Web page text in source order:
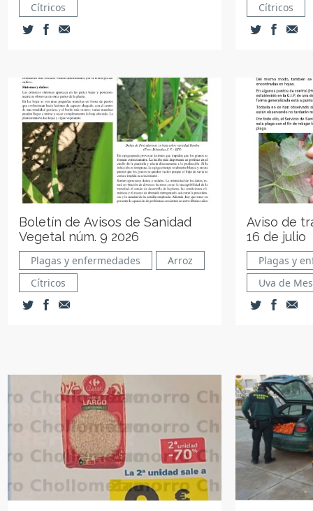
Cítricos
Cítricos
Boletín de Avisos de Sanidad
Vegetal núm. 9 2026
Plagas y enfermedades
Arroz
Cítricos
Aviso de
16 de julio
Plagas y
Uva de